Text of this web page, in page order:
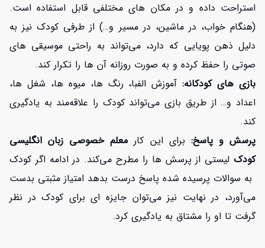
استراحت داده و در مکان های مختلفی قابل استفاده است.
(هنگام خواب، در ماشین، در مسیر و…) از طرفی کودک نیز به
دلیل ذهن پویایی که دارد، می‌تواند به راحتی موسیقی های
صوتی را حفظ کرده و به صورت روزانه آن ها را تکرار کند.
بازی های کودکانه: آموزش الفبا، رنگ ها، میوه ها، شغل ها،
اعداد و… از طریق بازی می‌تواند کودک را علاقه‌مند به یادگیری
کند.
پرسش و پاسخ: برای این کارمعلم خصوصی زبان انگلیسی
کودک لیستی از پرسش ها را مطرح می‌کند. در ادامه اگر کودک
به سوالات پرسیده شده پاسخ درست بدهد امتیاز مثبتی بدست
می‌آورد، در نهایت نیز می‌توان جایزه ای برای کودک در نظر
گرفت تا او را مشتاق به یادگیری کرد.
افزایش اعتبار